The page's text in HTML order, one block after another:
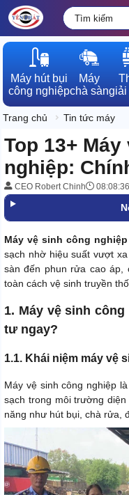
Máy hút bụi
công nghiệp
Máy
chà sàngiải
Trang chủ Tin tức máy
Top 13+
nghiệp:
CEO Robert Chinh
Máy vệ sinh công nghiệp
sạch nhờ hiệu suất vượt
sàn đến phun rửa cao áp,
toàn cách vệ sinh truyền
1. Máy vệ sinh
tư ngay?
1.1. Khái niệm máy vệ
Máy vệ sinh công nghiệp
sạch trong môi trường
năng như hút bụi, chà rửa,